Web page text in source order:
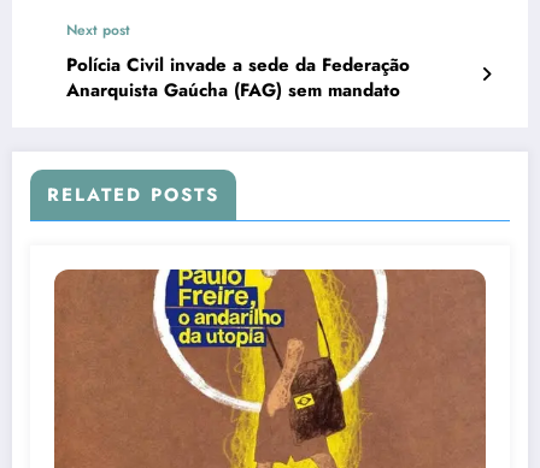
Next post
Polícia Civil invade a sede da Federação
Anarquista Gaúcha (FAG) sem mandato
RELATED POSTS